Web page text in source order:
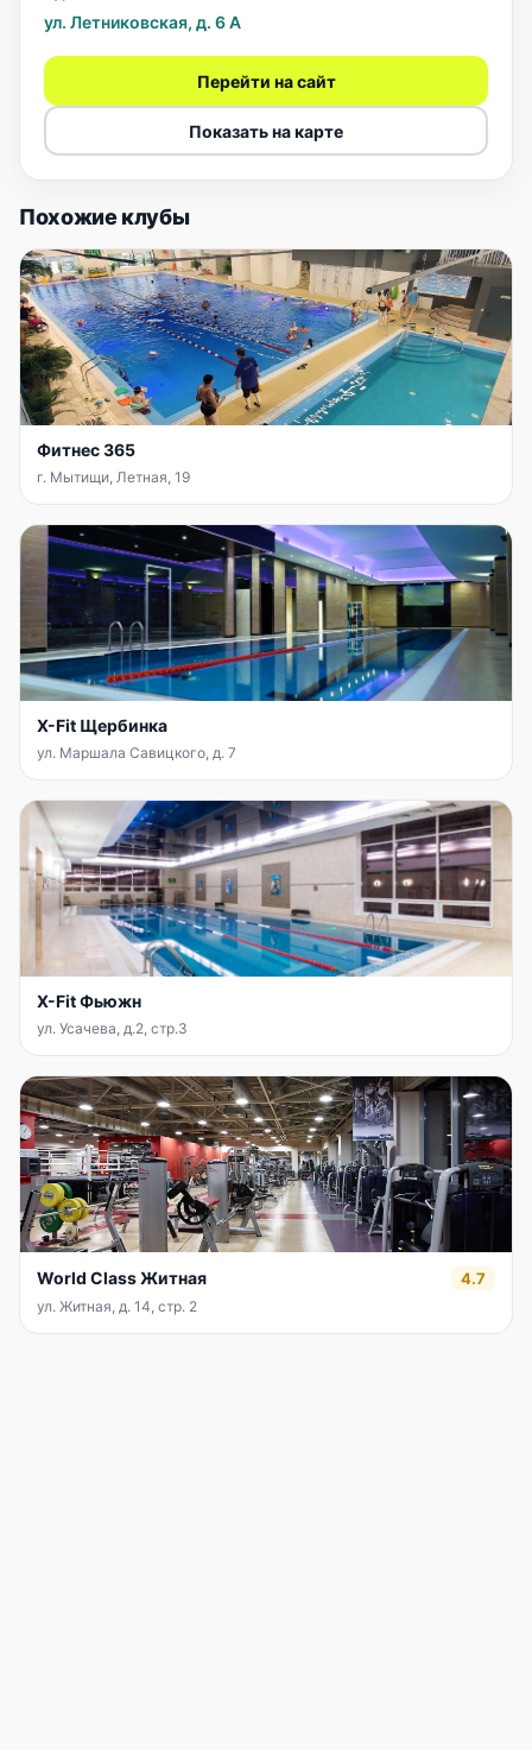
ул. Летниковская, д. 6 А
Перейти на сайт
Показать на карте
Похожие клубы
Фитнес 365
г. Мытищи, Летная, 19
X-Fit Щербинка
ул. Маршала Савицкого, д. 7
X-Fit Фьюжн
ул. Усачева, д.2, стр.3
World Class Житная 4.7
ул. Житная, д. 14, стр. 2